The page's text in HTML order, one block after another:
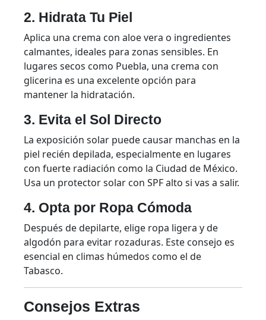
2. Hidrata Tu Piel
Aplica una crema con aloe vera o ingredientes
calmantes, ideales para zonas sensibles. En
lugares secos como Puebla, una crema con
glicerina es una excelente opción para
mantener la hidratación.
3. Evita el Sol Directo
La exposición solar puede causar manchas en la
piel recién depilada, especialmente en lugares
con fuerte radiación como la Ciudad de México.
Usa un protector solar con SPF alto si vas a salir.
4. Opta por Ropa Cómoda
Después de depilarte, elige ropa ligera y de
algodón para evitar rozaduras. Este consejo es
esencial en climas húmedos como el de
Tabasco.
Consejos Extras